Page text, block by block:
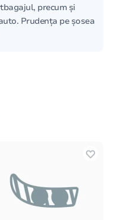
precum și
Prudența pe șosea